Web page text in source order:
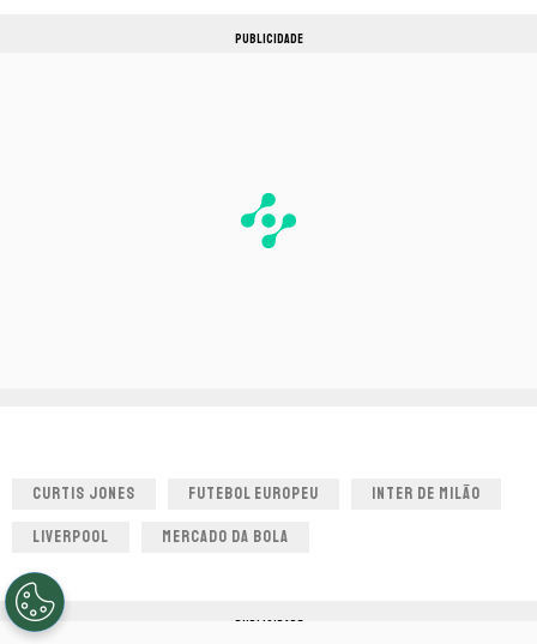
PUBLICIDADE
CURTIS JONES FUTEBOL EUROPEU INTER DE MILÃO
LIVERPOOL MERCADO DA BOLA
PUBLICIDADE